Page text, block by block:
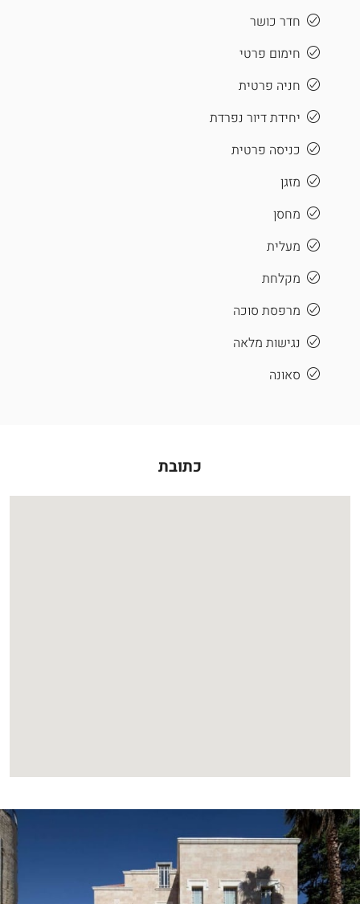
חדר כושר
חימום פרטי
חניה פרטית
יחידת דיור נפרדת
כניסה פרטית
מזגן
מחסן
מעלית
מקלחת
מרפסת סוכה
נגישות מלאה
סאונה
כתובת